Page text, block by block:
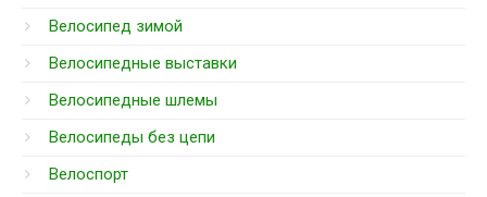
Велосипед зимой
Велосипедные выставки
Велосипедные шлемы
Велосипеды без цепи
Велоспорт